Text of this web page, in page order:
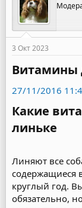
3 Окт 2023
Витамины
27/11/2016
Какие
линьке​
Линяют все
содержащиеся
круглый год.
обязательно,